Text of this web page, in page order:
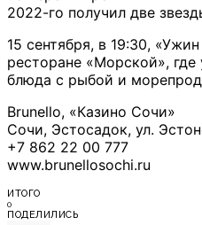
2022-го получил две
15 сентября, в 19:30,
ресторане «Морской», где
блюда с рыбой и
Brunello, «Казино Сочи»
Сочи, Эстосадок, ул.
+7 862 22 00 777
www.brunellosochi.ru
ИТОГО
0
ПОДЕЛИЛИСЬ